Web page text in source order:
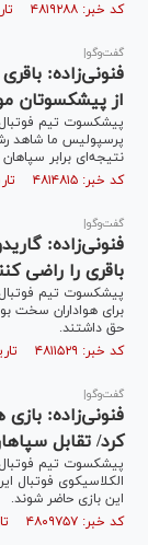
کد خبر: ۴۸۱۹۲۸۸ تاریخ انتشار : ۱۴۰۳/۱۱/۲۱
گفت‌وگو|
فنونی‌زاده:
از پیشکسوتان
پیشکسوت تیم
پرسپولیس ما شاهد
نتیجه‌ای برابر
کد خبر: ۴۸۱۴۸۱۵ تاریخ انتشار : ۱۴۰۳/۱۰/۲۵
گفت‌وگو|
فنونی‌زاده:
باقری را راضی
پیشکسوت تیم
برای هواداران سخت
حق داشتند.
کد خبر: ۴۸۱۱۵۲۹ تاریخ انتشار : ۱۴۰۳/۱۰/۰۷
گفت‌وگو|
فنونی‌زاده: بازی
کرد/ تقابل
پیشکسوت تیم
الکلاسیکوی فوتبال
این بازی حاضر شوند.
کد خبر: ۴۸۰۹۷۵۷ تاریخ انتشار : ۱۴۰۳/۰۹/۲۶